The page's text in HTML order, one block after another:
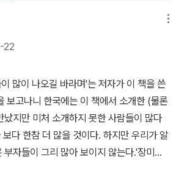
을 몰고 올 것이라고 기대한다. 이 책에
은 크게 둘로 나뉘어진다. 먼저 이민 1세대
, 이수동, 채동석, 박평식 회장 등은 그야
로 건너와 오늘날의 부를 이룬 인물들이
건너야만 했던 이덕선 회장. 그의 이야기는
진한 감동과 인생을 관조하는 깊은 혜안이
인 특유의 성실함으로 연매출 3조 원을 올
의 스토리는 한 편의 드라마가 갖추어야 할
22
많이 나오길 바라며'는 저자가 이 책을 쓴
니 한국에는 이 책에서 소개한 (물론
났지만 미처 소개하지 못한 사람들이 많다
을 것이다. 하지만 우리가 알
자들이 그리 많아 보이지 않는다.'장미를